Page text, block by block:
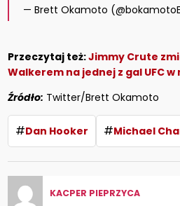
— Brett Okamoto
Przeczytaj też:Jimmy Crute
Walkerem na jednej z gal UFC
Źródło: Twitter/Brett Okamoto
#Dan Hooker #Michael
KACPER PIEPRZYCA